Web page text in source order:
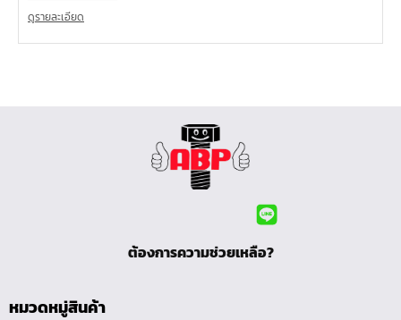
ดูรายละเอียด
ต้องการความช่วยเหลือ?
หมวดหมู่สินค้า